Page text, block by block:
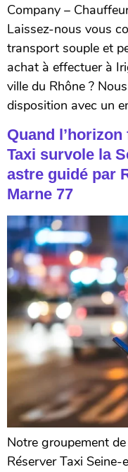
Company –
Laissez-nous vous
transport souple et
achat à effectuer à
ville du Rhône ?
disposition avec un
Quand
Taxi survole la
astre guidé par
Marne 77
Notre groupement
Réserver Taxi Seine-